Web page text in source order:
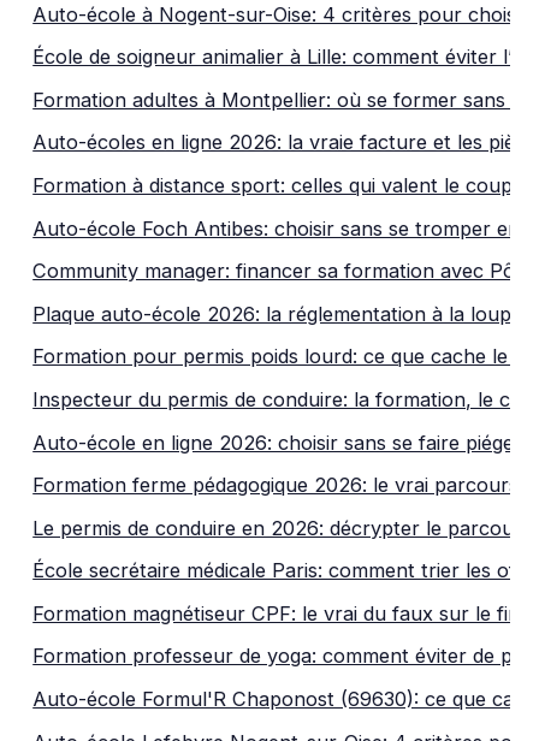
Auto-école à Nogent-sur-Oise: 4 critères pour choisir
École de soigneur animalier à Lille: comment éviter
Formation adultes à Montpellier: où se former sans
Auto-écoles en ligne 2026: la vraie facture et les
Formation à distance sport: celles qui valent le coup
Auto-école Foch Antibes: choisir sans se tromper en
Community manager: financer sa formation avec Pôle
Plaque auto-école 2026: la réglementation à la loupe
Formation pour permis poids lourd: ce que cache le
Inspecteur du permis de conduire: la formation, le
Auto-école en ligne 2026: choisir sans se faire piéger
Formation ferme pédagogique 2026: le vrai parcours
Le permis de conduire en 2026: décrypter le
École secrétaire médicale Paris: comment trier les
Formation magnétiseur CPF: le vrai du faux sur le
Formation professeur de yoga: comment éviter de
Auto-école Formul'R Chaponost (69630): ce que